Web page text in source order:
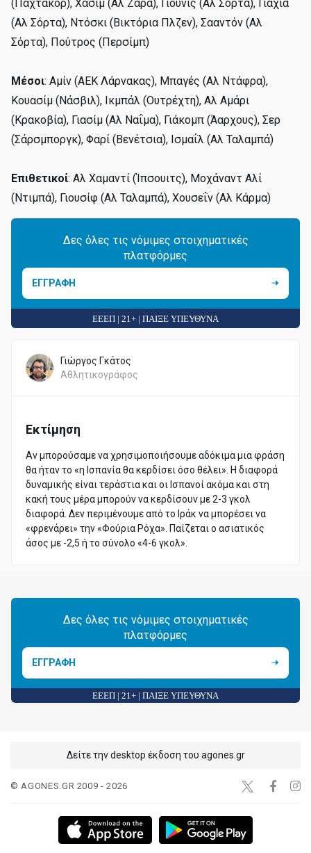
(Παχτακόρ), Χασίμ (Αλ Ζάρα), Γιουνίς (Αλ Σόρτα), Γιαχιά
(Αλ Σόρτα), Ντόσκι (Βικτόρια Πλζεν), Σααντόν (Αλ
Σόρτα), Πούτρος (Περσίμπ)
Μέσοι: Αμίν (ΑΕΚ Λάρνακας), Μπαγές (Αλ Ντάφρα),
Κουασίμ (Νάσβιλ), Ικμπάλ (Ουτρέχτη), Αλ Αμάρι
(Κρακοβία), Γιασίμ (Αλ Ναΐμα), Γιάκομπ (Άαρχους), Σερ
(Σάρσμποργκ), Φαρί (Βενέτσια), Ισμαΐλ (Αλ Ταλαμπά)
Επιθετικοί: Αλ Χαμαντί (Ίπσουιτς), Μοχάναντ Αλί
(Ντιμπά), Γιουσίφ (Αλ Ταλαμπά), Χουσεΐν (Αλ Κάρμα)
Δες όλες τις νόμιμες στοιχηματικές
πλατφόρμες
ΕΓΓΡΑΦΗ
ΕΕΕΠ | 21+ | ΠΑΙΞΕ ΥΠΕΥΘΥΝΑ
Γιώργος Γκάτος
Αθλητικογράφος
Εκτίμηση
Αν μπορούσαμε να χρησιμοποιήσουμε αδόκιμα μια φράση
θα ήταν το «η Ισπανία θα κερδίσει όσο θέλει». Η διαφορά
δυναμικής είναι τεράστια και οι Ισπανοί ακόμα και στη
κακή τους μέρα μπορούν να κερδίσουν με 2-3 γκολ
διαφορά. Δεν περιμένουμε από το Ιράκ να μπορέσει να
«φρενάρει» την «Φούρια Ρόχα». Παίζεται ο ασιατικός
άσος με -2,5 ή το σύνολο «4-6 γκολ».
Δες όλες τις νόμιμες στοιχηματικές
πλατφόρμες
ΕΓΓΡΑΦΗ
ΕΕΕΠ | 21+ | ΠΑΙΞΕ ΥΠΕΥΘΥΝΑ
Δείτε την desktop έκδοση του agones.gr
© AGONES.GR 2009 - 2026